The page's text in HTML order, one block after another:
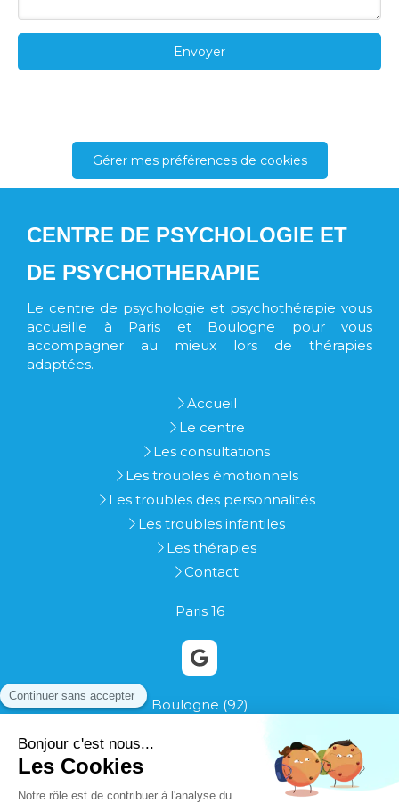
Envoyer
Gérer mes préférences de cookies
CENTRE DE PSYCHOLOGIE ET
DE PSYCHOTHERAPIE
Le centre de psychologie et psychothérapie vous
accueille à Paris et Boulogne pour vous
accompagner au mieux lors de thérapies
adaptées.
Accueil
Le centre
Les consultations
Les troubles émotionnels
Les troubles des personnalités
Les troubles infantiles
Les thérapies
Contact
Paris 16
Boulogne (92)
92100
à20h